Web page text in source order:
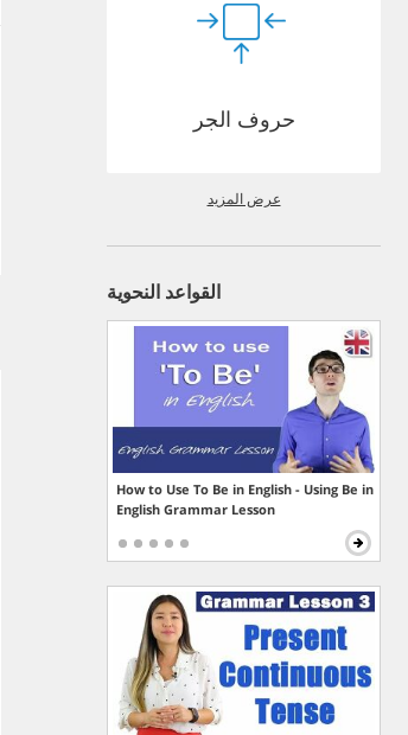
حروف الجر
عرض المزيد
القواعد النحوية
How to Use To Be in English - Using Be in
English Grammar Lesson